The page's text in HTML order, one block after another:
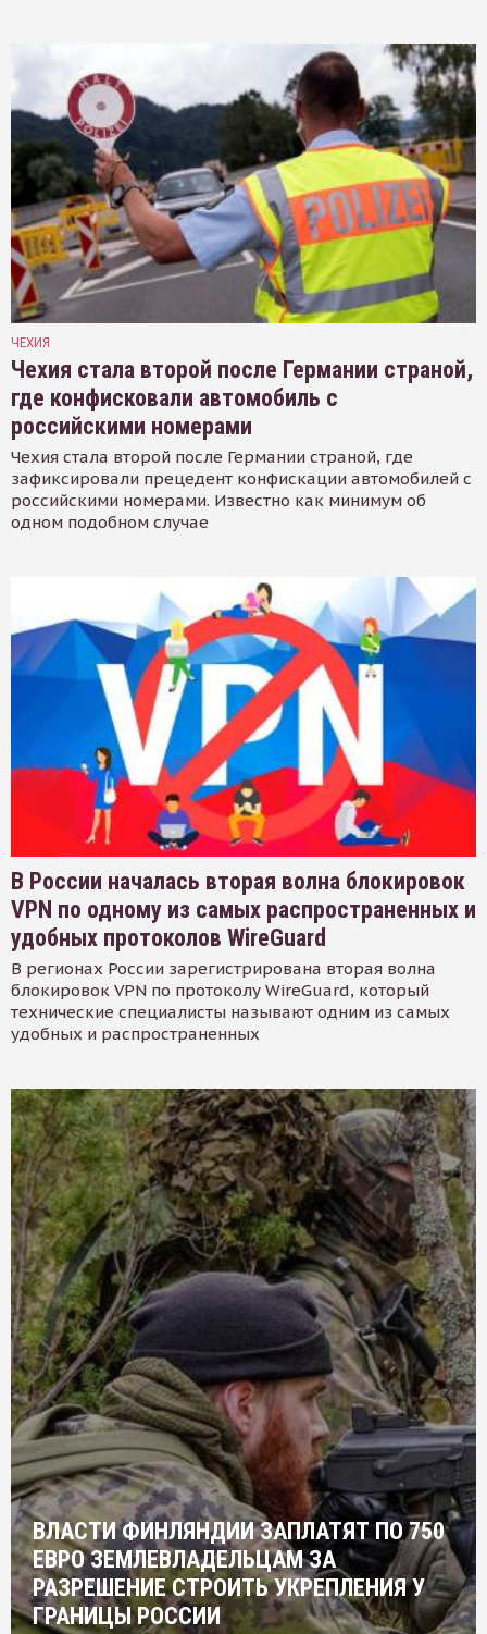
ЧЕХИЯ
Чехия стала второй после Германии страной,
где конфисковали автомобиль с
российскими номерами
Чехия стала второй после Германии страной, где
зафиксировали прецедент конфискации автомобилей с
российскими номерами. Известно как минимум об
одном подобном случае
В России началась вторая волна блокировок
VPN по одному из самых распространенных и
удобных протоколов WireGuard
В регионах России зарегистрирована вторая волна
блокировок VPN по протоколу WireGuard, который
технические специалисты называют одним из самых
удобных и распространенных
ВЛАСТИ ФИНЛЯНДИИ ЗАПЛАТЯТ ПО 750
ЕВРО ЗЕМЛЕВЛАДЕЛЬЦАМ ЗА
РАЗРЕШЕНИЕ СТРОИТЬ УКРЕПЛЕНИЯ У
ГРАНИЦЫ РОССИИ